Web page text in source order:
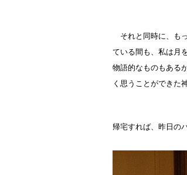
それと同時に、も
ている間も、私は月
物語的なものもある
く思うことができた
帰宅すれば、昨日の